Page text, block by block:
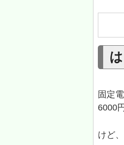
固定
6000
けど